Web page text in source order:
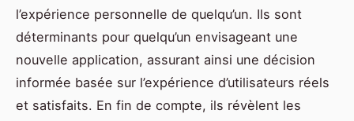
l’expérience personnelle de quelqu’un. Ils sont
déterminants pour quelqu’un envisageant une
nouvelle application, assurant ainsi une décision
informée basée sur l’expérience d’utilisateurs réels
et satisfaits. En fin de compte, ils révèlent les